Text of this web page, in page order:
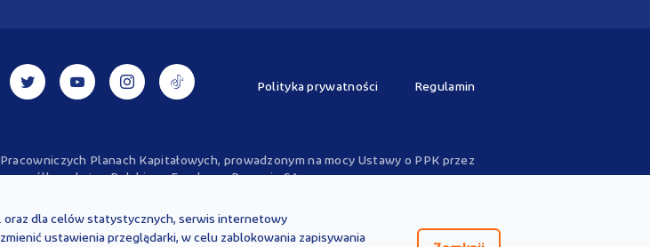
Polityka prywatności Regulamin
Planach Kapitałowych, prowadzonym na mocy Ustawy o PPK przez
spółkę zależną Polskiego Funduszu Rozwoju SA.
z uwzględnieniem aktualnie obowiązujących przepisów prawa. Treści te
oficjalnej interpretacji obowiązujących przepisów prawa.
oraz dla celów statystycznych, serwis internetowy
ustawienia przeglądarki, w celu zablokowania zapisywania